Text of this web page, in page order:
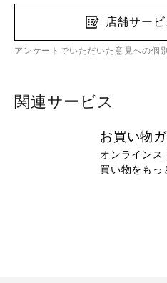
店舗サー
アンケートでいただいた意見への個
関連サービス
お買い物
オンラインス
買い物をもっ